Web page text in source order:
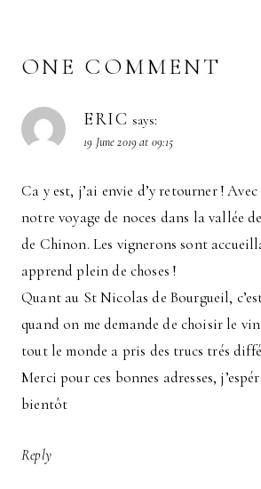
ONE COMMENT
ERIC says:
19 June 2019 at 09:15
Ca y est, j’ai envie d’y retourner !
notre voyage de noces dans la vallée
de Chinon. Les vignerons sont
apprend plein de choses !
Quant au St Nicolas de Bourgueil,
quand on me demande de choisir le
tout le monde a pris des trucs trés
Merci pour ces bonnes adresses,
bientôt
Reply